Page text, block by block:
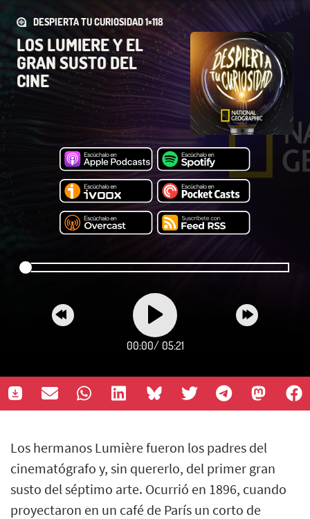
DESPIERTA TU CURIOSIDAD 1×118
LOS LUMIERE Y EL
GRAN SUSTO DEL
CINE
00:00/ 05:21
Los hermanos Lumière fueron los padres del
cinematógrafo y, sin quererlo, del primer gran
susto del séptimo arte. Ocurrió en 1896, cuando
proyectaron en un café de París un corto de